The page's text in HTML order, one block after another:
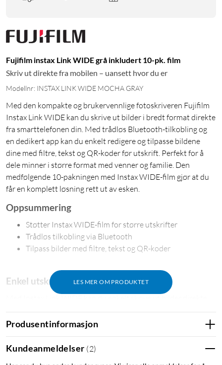
Fujifilm instax Link WIDE grå inkludert 10-pk. film
Skriv ut direkte fra mobilen – uansett hvor du er
Modellnr: INSTAX LINK WIDE MOCHA GRAY
Med den kompakte og brukervennlige fotoskriveren Fujifilm
Instax Link WIDE kan du skrive ut bilder i bredt format direkte
fra smarttelefonen din. Med trådløs Bluetooth-tilkobling og
en dedikert app kan du enkelt redigere og tilpasse bildene
dine med filtre, tekst og QR-koder før utskrift. Perfekt for å
dele minner i større format med venner og familie. Den
medfølgende 10-pakningen med Instax WIDE-film gjør at du
får en komplett løsning rett ut av esken.
LES MER OM PRODUKTET
Oppsummering
Støtter Instax WIDE-film for større utskrifter
Trådløs tilkobling via Bluetooth
Tilpass bilder med filtre, tekst og QR-koder
Enkel utskrift fra smarttelefonen
fra smarttelefonen. Bare koble til via Bluetooth, velg bildet i
appen, og sveip opp for å skrive ut.
Tilpass utskriftene dine
Produsentinformasjon
Kundeanmeldelser (2)